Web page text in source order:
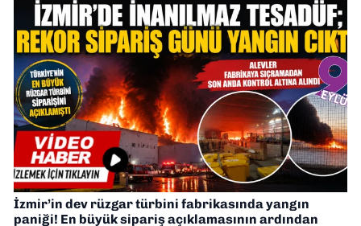
İzmir’in dev rüzgar türbini fabrikasında yangın
paniği! En büyük sipariş açıklamasının ardından